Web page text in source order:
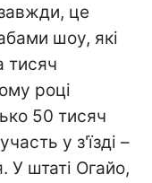
завжди, це
шоу, які
тисяч
році
50 тисяч
у з'їзді –
У штаті Огайо,